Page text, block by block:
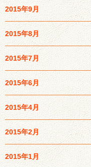
2015年9月
2015年8月
2015年7月
2015年6月
2015年4月
2015年2月
2015年1月